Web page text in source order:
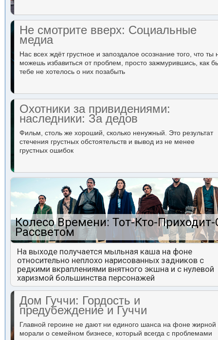
Не смотрите вверх: Социальные
медиа
Нас всех ждёт грустное и запоздалое осознание того, что ты
можешь избавиться от проблем, просто зажмурившись, как
тебе не хотелось о них позабыть
Охотники за привидениями:
наследники: За дедов
Фильм, столь же хороший, сколько ненужный. Это результат
стечения грустных обстоятельств и вывод из не менее
грустных ошибок
Колесо Времени: Тот-Кто-
Рассветом
На выходе получается мыльная каша на фоне
относительно неплохо нарисованных задников с
редкими вкраплениями внятного экшна и с нулевой
харизмой большинства персонажей
Дом Гуччи: Гордость и
предубеждение и Гуччи
Главной героине не дают ни единого шанса на фоне жирной
морали о семейном бизнесе, который всегда с проблемами